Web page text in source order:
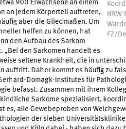
FZ/
900 Erwachsene an einem
an jedem Körperteil auftreten,
aber die Gliedmaßen. Um
helfen zu können, hat
den Aufbau des Sarkom-
„Bei den Sarkomen handelt es
seltene Krankheit, die in
auftritt. Daher kommt es häufig zu
Domagk-Institutes für
befasst. Zusammen mit ihrem
Sarkome spezialisiert,
es, alle Gewebeproben von
der sieben